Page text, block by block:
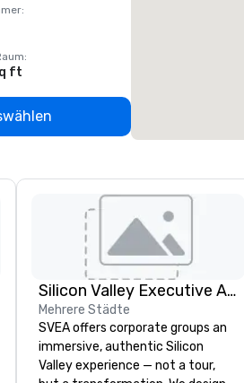
:
:
ft
Silicon Valley Executive Academy
Mehrere Städte
SVEA offers corporate groups an
immersive, authentic Silicon
Valley experience — not a tour,